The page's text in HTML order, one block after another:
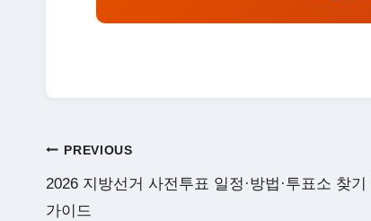
글
색
PREVIOUS
2026 지방선거 사전투표 일정·방법·투표소 찾기
가이드